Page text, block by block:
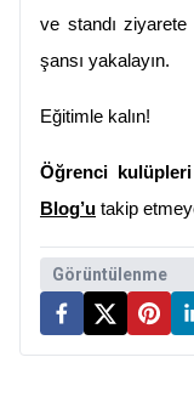
ve standı
şansı yakalayın.
Eğitimle kalın!
Öğrenci kulüpleri
Blog’u takip
Görüntülenme